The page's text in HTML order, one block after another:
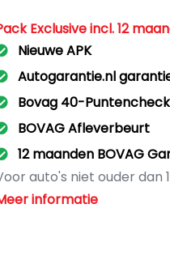
Exclusive incl. 12
Nieuwe APK
Autogarantie.nl
Bovag 40-Puntencheck
BOVAG Afleverbeurt
12 maanden BOVAG
auto's niet ouder dan
onderhoud volgens
informatie